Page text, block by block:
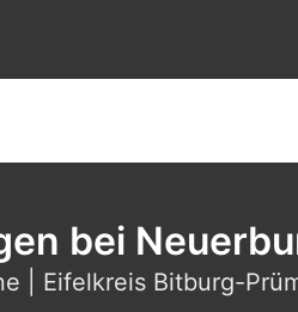
bei
| Eifelkreis Bitburg-